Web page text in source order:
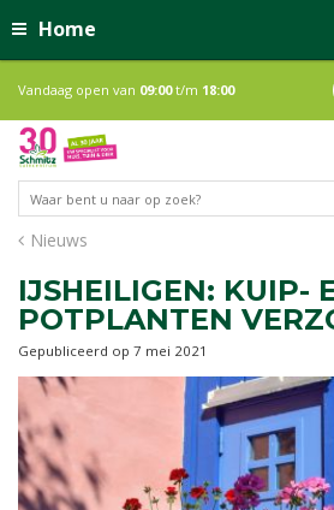
Home
Nieuws
Vandaag open van 09:00t/m 18:00
IJSHEILIGEN: KUIP-
POTPLANTEN
Gepubliceerd op 7 mei 2021